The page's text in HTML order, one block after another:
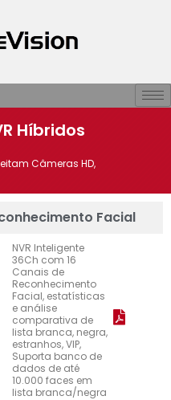
Híbridos
Câmeras HD,
Facial
NVR Inteligente
36Ch com 16
Canais de
Reconhecimento
Facial, estatísticas
e análise
comparativa de
lista branca, negra,
estranhos, VIP,
Suporta banco de
dados de até
10.000 faces em
lista branca/negra